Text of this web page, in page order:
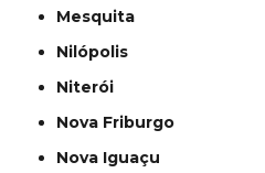
Mesquita
Nilópolis
Niterói
Nova Friburgo
Nova Iguaçu